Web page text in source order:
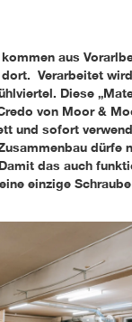
aus
Verarbeitet
Diese
von Moor &
und sofort
dürfe
das auch
einzige